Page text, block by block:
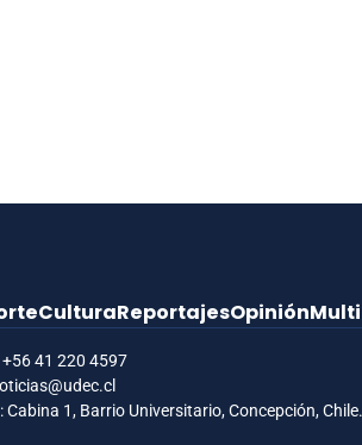
CulturaReportajesOpinión
+56 41 220 4597
Cabina 1, Barrio Universitario, Concepción, Chile.